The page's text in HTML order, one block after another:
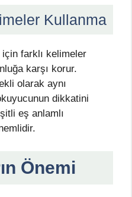
Kullanma
farklı kelimeler
karşı korur.
olarak aynı
dikkatini
eş anlamlı
Önemi